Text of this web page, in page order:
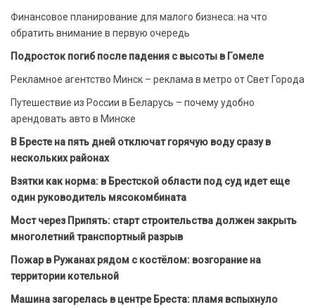
Финансовое планирование для малого бизнеса: на что
обратить внимание в первую очередь
Подросток погиб после падения с высоты в Гомеле
Рекламное агентство Минск – реклама в метро от Свет Города
Путешествие из России в Беларусь – почему удобно
арендовать авто в Минске
В Бресте на пять дней отключат горячую воду сразу в
нескольких районах
Взятки как норма: в Брестской области под суд идет еще
один руководитель мясокомбината
Мост через Припять: старт строительства должен закрыть
многолетний транспортный разрыв
Пожар в Ружанах рядом с костёлом: возгорание на
территории котельной
Машина загорелась в центре Бреста: пламя вспыхнуло